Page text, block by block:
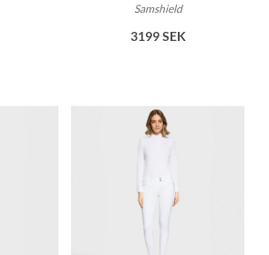
Samshield
3199 SEK